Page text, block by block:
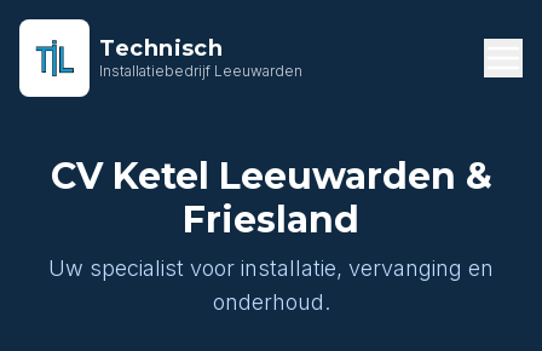
Technisch
Installatiebedrijf Leeuwarden
CV Ketel Leeuwarden &
Friesland
Uw specialist voor installatie, vervanging en
onderhoud.